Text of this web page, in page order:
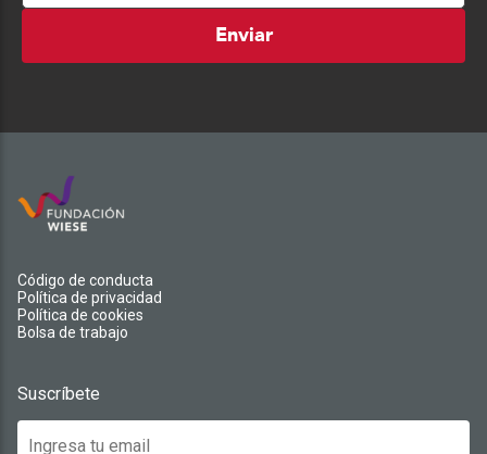
Enviar
Código de conducta
Política de privacidad
Política de cookies
Bolsa de trabajo
Suscríbete